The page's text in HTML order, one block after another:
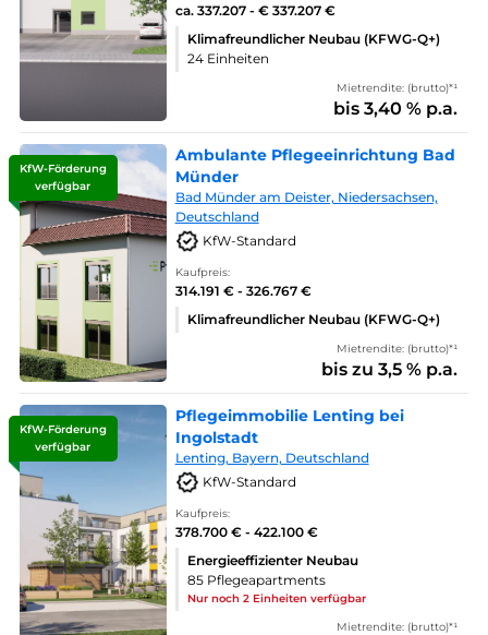
ca. 337.207 - € 337.207 €
Klimafreundlicher Neubau (KFWG-Q+)
24 Einheiten
Mietrendite: (brutto)*¹
bis 3,40 % p.a.
KfW-Förderung
verfügbar
Ambulante Pflegeeinrichtung Bad
Münder
Bad Münder am Deister, Niedersachsen,
Deutschland
KfW-Standard
Kaufpreis:
314.191 € - 326.767 €
Klimafreundlicher Neubau (KFWG-Q+)
Mietrendite: (brutto)*¹
bis zu 3,5 % p.a.
KfW-Förderung
verfügbar
Pflegeimmobilie Lenting bei
Ingolstadt
Lenting, Bayern, Deutschland
KfW-Standard
Kaufpreis:
378.700 € - 422.100 €
Energieeffizienter Neubau
85 Pflegeapartments
Nur noch 2 Einheiten verfügbar
Mietrendite: (brutto)*¹